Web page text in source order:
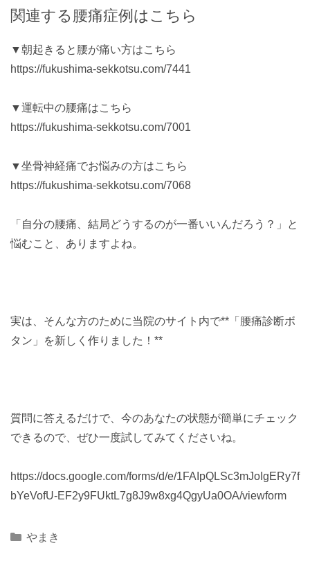
関連する腰痛症例はこちら
▼朝起きると腰が痛い方はこちら
https://fukushima-sekkotsu.com/7441
▼運転中の腰痛はこちら
https://fukushima-sekkotsu.com/7001
▼坐骨神経痛でお悩みの方はこちら
https://fukushima-sekkotsu.com/7068
「自分の腰痛、結局どうするのが一番いいんだろう？」と
悩むこと、ありますよね。
実は、そんな方のために当院のサイト内で**「腰痛診断ボ
タン」を新しく作りました！**
質問に答えるだけで、今のあなたの状態が簡単にチェック
できるので、ぜひ一度試してみてくださいね。
https://docs.google.com/forms/d/e/1FAIpQLSc3mJoIgERy7f
bYeVofU-EF2y9FUktL7g8J9w8xg4QgyUa0OA/viewform
Categories
やまき